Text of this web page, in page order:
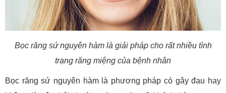
Bọc răng sứ nguyên hàm là giải pháp cho rất nhiều tình
trạng răng miệng của bệnh nhân
Bọc răng sứ nguyên hàm là phương pháp có gây đau hay